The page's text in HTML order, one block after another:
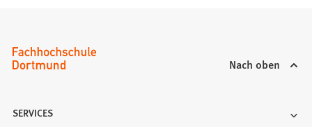
Nach oben
SERVICES